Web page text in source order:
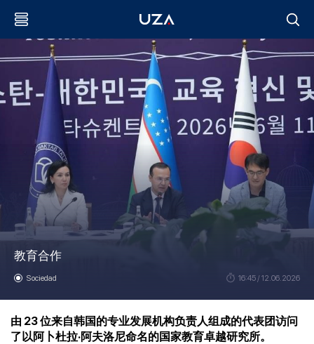
教育合作
Sociedad 16:45 / 12.06.2026
由 23 位来自韩国的专业发展机构负责人组成的代表团访问
了以阿卜杜拉·阿夫洛尼命名的国家教育卓越研究所。